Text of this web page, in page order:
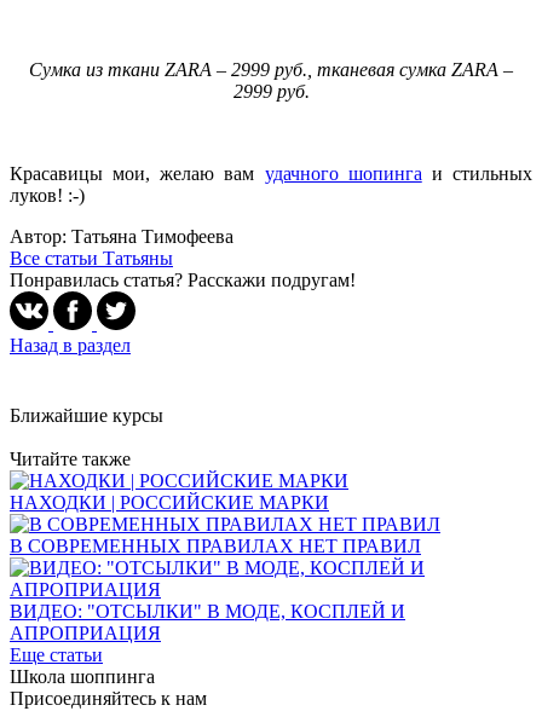
Сумка из ткани ZARA – 2999 руб., тканевая сумка ZARA –
2999 руб.
Красавицы мои, желаю вам удачного шопинга и стильных
луков! :-)
Автор: Татьяна Тимофеева
Все статьи Татьяны
Понравилась статья? Расскажи подругам!
Назад в раздел
Ближайшие курсы
Читайте также
НАХОДКИ | РОССИЙСКИЕ МАРКИ
В СОВРЕМЕННЫХ ПРАВИЛАХ НЕТ ПРАВИЛ
ВИДЕО: "ОТСЫЛКИ" В МОДЕ, КОСПЛЕЙ И
АПРОПРИАЦИЯ
Еще статьи
Школа шоппинга
Присоединяйтесь к нам